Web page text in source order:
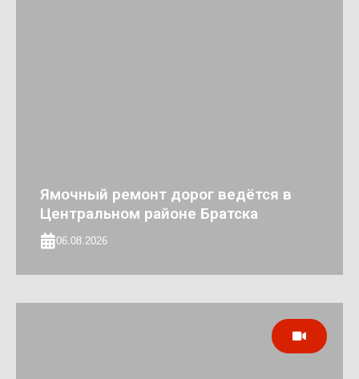
Ямочный ремонт дорог ведётся в
Центральном районе Братска
06.08.2026